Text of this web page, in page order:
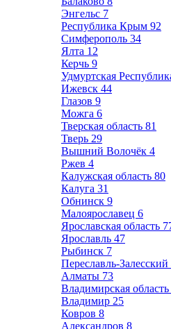
Энгельс 7
Республика Крым 92
Симферополь 34
Ялта 12
Керчь 9
Удмуртская
Ижевск 44
Глазов 9
Можга 6
Тверская область 81
Тверь 29
Вышний Волочёк 4
Ржев 4
Калужская область 80
Калуга 31
Обнинск 9
Малоярославец 6
Ярославская область
Ярославль 47
Рыбинск 7
Переславль-Залесский
Алматы 73
Владимирская область
Владимир 25
Ковров 8
Александров 8